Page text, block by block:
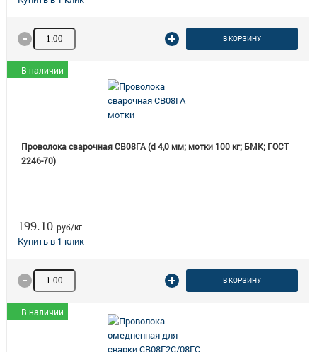
Количество товара В КОРЗИНУ
В наличии
Проволока сварочная СВ08ГА (d 4,0 мм; мотки 100 кг; БМК; ГОСТ
2246-70)
199.10 руб/кг
Количество товара В КОРЗИНУ
В наличии